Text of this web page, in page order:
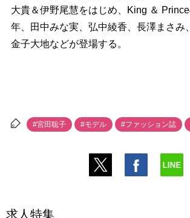
大貴＆伊野尾慧をはじめ、King ＆
年、田中みな実、弘中綾香、長澤まさみ
金子大地などが登場する。
#宮田聡子 #モデル #ファッション誌
求人特集